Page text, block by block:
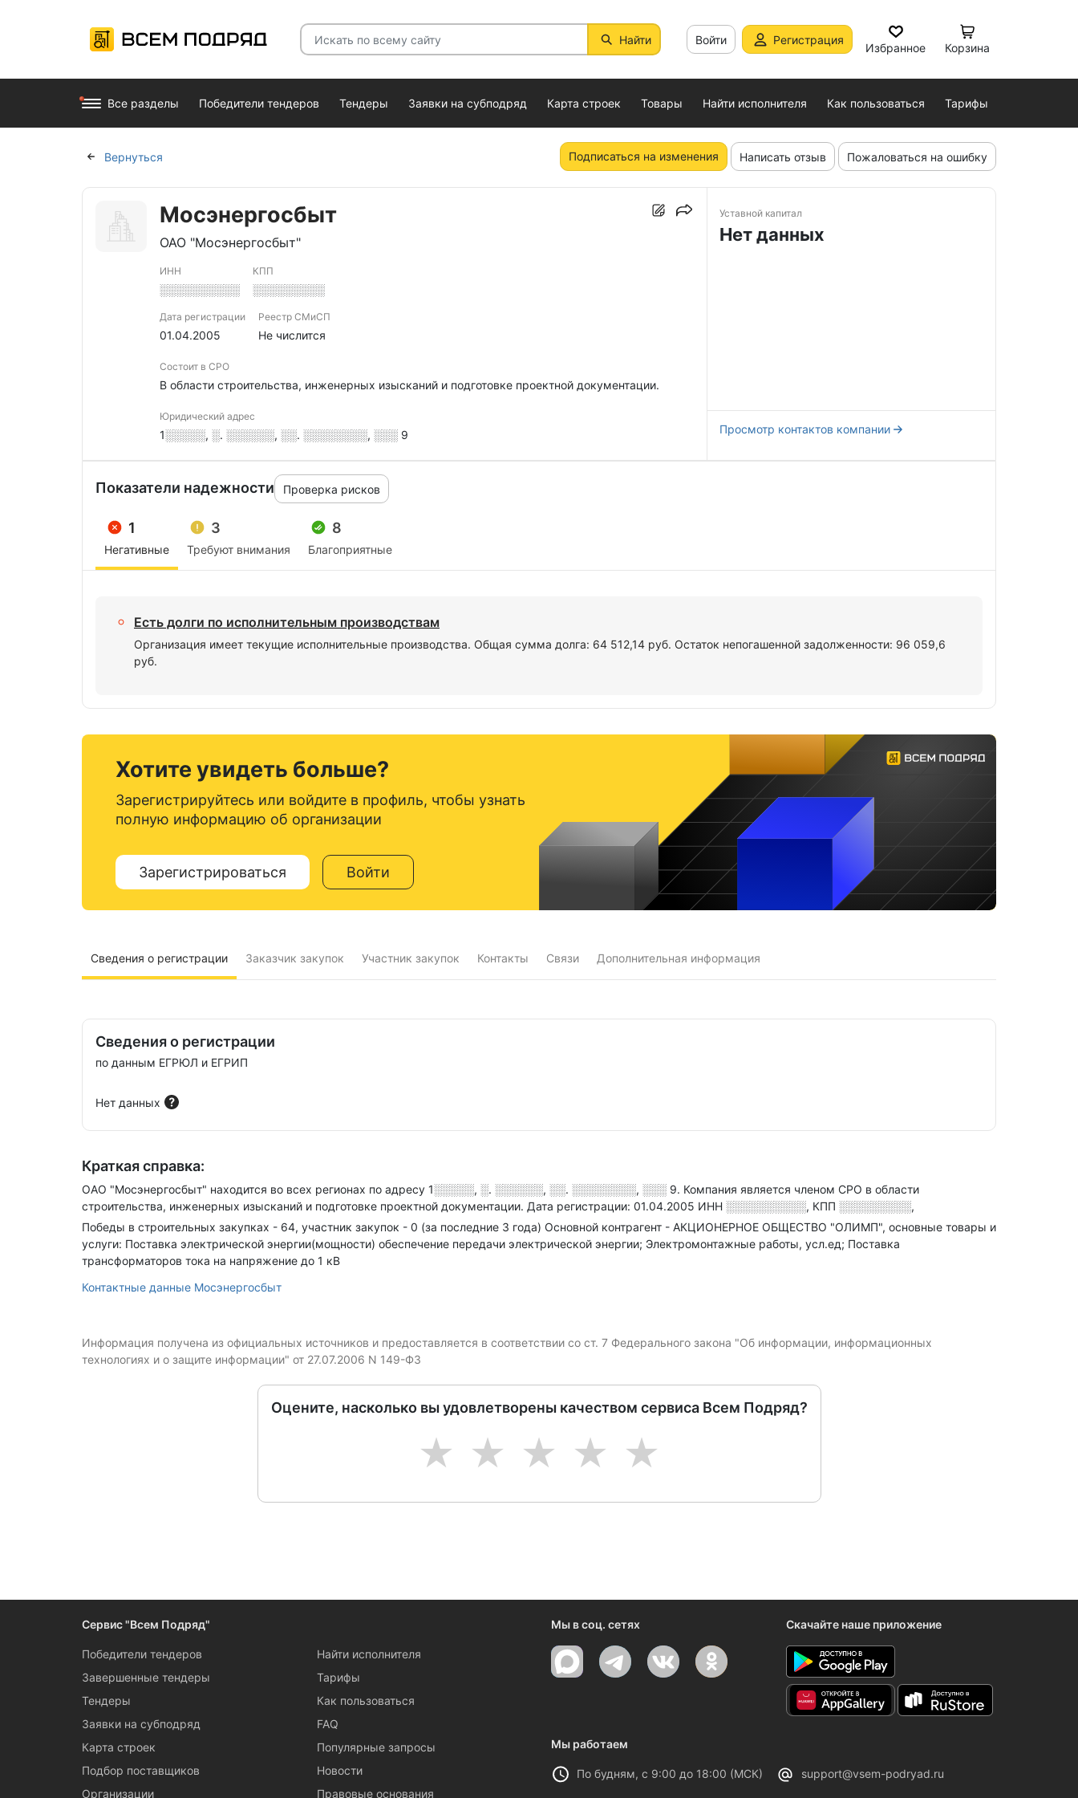
Найти Войти Регистрация
Избранное Корзина
Все разделы Победители тендеров Тендеры Заявки на субподряд Карта строек Товары Найти исполнителя Как пользоваться Тарифы
Вернуться Подписаться на изменения Написать отзыв Пожаловаться на ошибку
Мосэнергосбыт
ОАО "Мосэнергосбыт"
ИНН
░░░░░░░░░░
КПП
░░░░░░░░░
Дата регистрации
01.04.2005
Реестр СМиСП
Не числится
Состоит в СРО
В области строительства, инженерных изысканий и подготовке проектной документации.
Юридический адрес
1░░░░░, ░. ░░░░░░, ░░. ░░░░░░░░, ░░░ 9
Уставной капитал
Нет данных
Просмотр контактов компании
Показатели надежности Проверка рисков
1
Негативные
3
Требуют внимания
8
Благоприятные
Есть долги по исполнительным производствам
Организация имеет текущие исполнительные производства. Общая сумма долга: 64 512,14 руб. Остаток непогашенной задолженности: 96 059,6
руб.
Хотите увидеть больше?
Зарегистрируйтесь или войдите в профиль, чтобы узнать
полную информацию об организации
Зарегистрироваться Войти
Сведения о регистрации Заказчик закупок Участник закупок Контакты Связи Дополнительная информация
Сведения о регистрации
по данным ЕГРЮЛ и ЕГРИП
Нет данных
Краткая справка:
ОАО "Мосэнергосбыт" находится во всех регионах по адресу 1░░░░░, ░. ░░░░░░, ░░. ░░░░░░░░, ░░░ 9. Компания является членом СРО в области
строительства, инженерных изысканий и подготовке проектной документации. Дата регистрации: 01.04.2005 ИНН ░░░░░░░░░░, КПП ░░░░░░░░░,
Победы в строительных закупках - 64, участник закупок - 0 (за последние 3 года) Основной контрагент - АКЦИОНЕРНОЕ ОБЩЕСТВО "ОЛИМП", основные товары и
услуги: Поставка электрической энергии(мощности) обеспечение передачи электрической энергии; Электромонтажные работы, усл.ед; Поставка
трансформаторов тока на напряжение до 1 кВ
Контактные данные Мосэнергосбыт
Информация получена из официальных источников и предоставляется в соответствии со ст. 7 Федерального закона "Об информации, информационных
технологиях и о защите информации" от 27.07.2006 N 149-ФЗ
Оцените, насколько вы удовлетворены качеством сервиса Всем Подряд?
5
4
3
2
1
Сервис "Всем Подряд"
Победители тендеров
Завершенные тендеры
Тендеры
Заявки на субподряд
Карта строек
Подбор поставщиков
Организации
Найти исполнителя
Тарифы
Как пользоваться
FAQ
Популярные запросы
Новости
Правовые основания
Мы в соц. сетях Скачайте наше приложение
Мы работаем
По будням, с 9:00 до 18:00 (МСК) support@vsem-podryad.ru